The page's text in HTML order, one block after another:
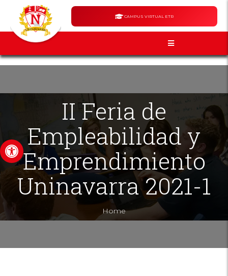
Abrir barra de herramientas
CAMPUS VIRTUAL ETR
II Feria de
Empleabilidad y
Emprendimiento
Uninavarra 2021-1
Home